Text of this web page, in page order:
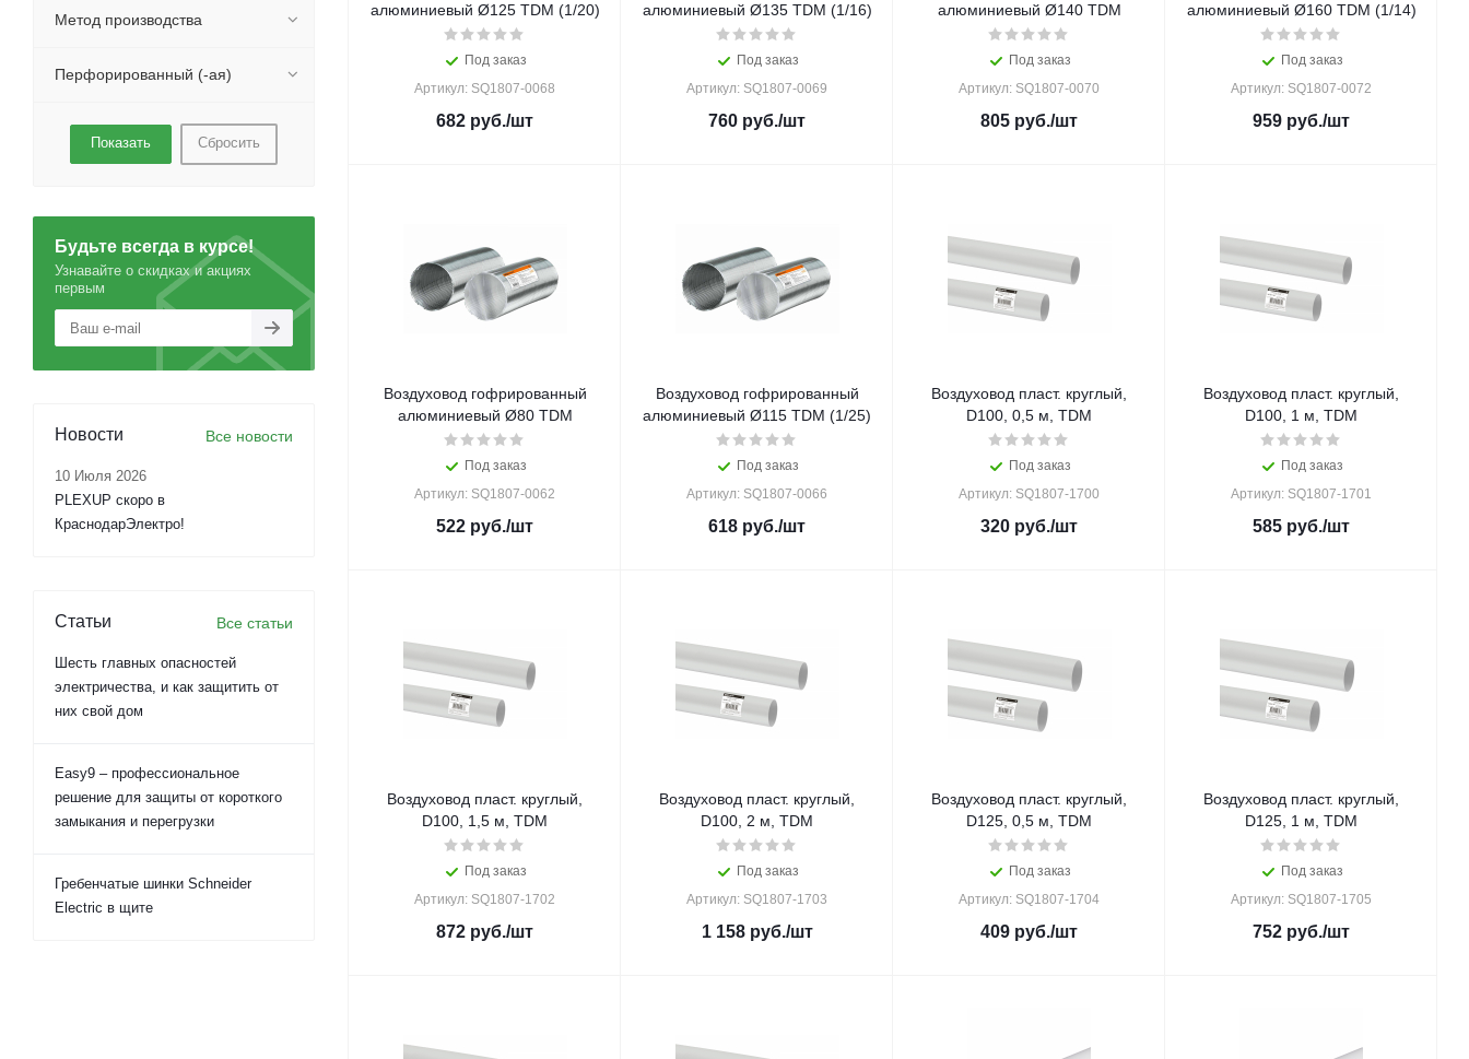
алюминиевый Ø125 TDM (1/20)
Под заказ
Артикул: SQ1807-0068
682 руб./шт
алюминиевый Ø135 TDM (1/16)
Под заказ
Артикул: SQ1807-0069
760 руб./шт
алюминиевый Ø140 TDM
Под заказ
Артикул: SQ1807-0070
805 руб./шт
алюминиевый Ø160 TDM (1/14)
Под заказ
Артикул: SQ1807-0072
959 руб./шт
Воздуховод гофрированный
алюминиевый Ø80 TDM
Под заказ
Артикул: SQ1807-0062
522 руб./шт
Воздуховод гофрированный
алюминиевый Ø115 TDM (1/25)
Под заказ
Артикул: SQ1807-0066
618 руб./шт
Воздуховод пласт. круглый,
D100, 0,5 м, TDM
Под заказ
Артикул: SQ1807-1700
320 руб./шт
Воздуховод пласт. круглый,
D100, 1 м, TDM
Под заказ
Артикул: SQ1807-1701
585 руб./шт
Воздуховод пласт. круглый,
D100, 1,5 м, TDM
Под заказ
Артикул: SQ1807-1702
872 руб./шт
Воздуховод пласт. круглый,
D100, 2 м, TDM
Под заказ
Артикул: SQ1807-1703
1 158руб./шт
Воздуховод пласт. круглый,
D125, 0,5 м, TDM
Под заказ
Артикул: SQ1807-1704
409 руб./шт
Воздуховод пласт. круглый,
D125, 1 м, TDM
Под заказ
Артикул: SQ1807-1705
752 руб./шт
Метод производства
Перфорированный (-ая)
Сбросить
Будьте всегда в курсе!
Узнавайте о скидках и акциях
первым
Новости Все новости
10 Июля 2026
PLEXUP скоро в
КраснодарЭлектро!
Статьи Все статьи
Шесть главных опасностей
электричества, и как защитить от
них свой дом
Easy9 – профессиональное
решение для защиты от короткого
замыкания и перегрузки
Гребенчатые шинки Schneider
Electric в щите